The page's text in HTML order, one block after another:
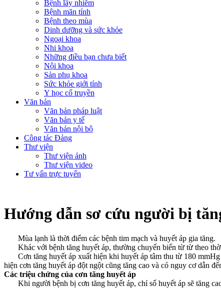
Bệnh lây nhiễm
Bệnh mãn tính
Bệnh theo mùa
Dinh dưỡng và sức khỏe
Ngoại khoa
Nhi khoa
Những điều bạn chưa biết
Nội khoa
Sản phụ khoa
Sức khỏe giới tính
Y học cổ truyền
Văn bản
Văn bản pháp luật
Văn bản y tế
Văn bản nội bộ
Công tác Đảng
Thư viện
Thư viện ảnh
Thư viện video
Tư vấn trực tuyến
Hướng dẫn sơ cứu người bị
Mùa lạnh là thời điểm các bệnh tim mạch và huyết áp gia tăng.
Khác với bệnh tăng huyết áp, thường chuyển biến từ từ theo thời
Cơn tăng huyết áp xuất hiện khi huyết áp tâm thu từ 180 mmHg
hiện cơn tăng huyết áp đột ngột cũng tăng cao và có nguy cơ dẫn
Các triệu chứng của cơn tăng huyết áp
Khi người bệnh bị cơn tăng huyết áp, chỉ số huyết áp sẽ tăng